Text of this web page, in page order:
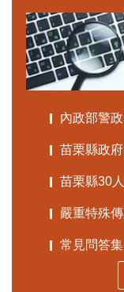
內政部警
苗栗縣政
苗栗縣30
嚴重特殊
常見問答集